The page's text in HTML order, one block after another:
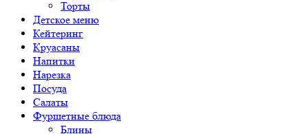
Торты
Детское меню
Кейтеринг
Круасаны
Напитки
Нарезка
Посуда
Салаты
Фуршетные блюда
Блины